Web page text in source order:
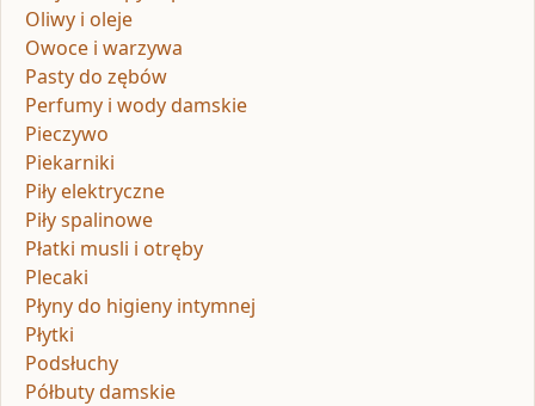
Oliwy i oleje
Owoce i warzywa
Pasty do zębów
Perfumy i wody damskie
Pieczywo
Piekarniki
Piły elektryczne
Piły spalinowe
Płatki musli i otręby
Plecaki
Płyny do higieny intymnej
Płytki
Podsłuchy
Półbuty damskie